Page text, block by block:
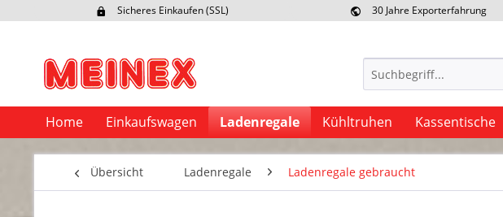
Sicheres Einkaufen (SSL)
30 Jahre Exporterfahrung
Home Einkaufswagen Ladenregale Kühltruhen Kassentische
Übersicht Ladenregale Ladenregale gebraucht